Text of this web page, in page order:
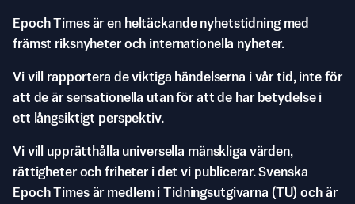
Epoch Times är en heltäckande nyhetstidning med
främst riksnyheter och internationella nyheter.
Vi vill rapportera de viktiga händelserna i vår tid, inte för
att de är sensationella utan för att de har betydelse i
ett långsiktigt perspektiv.
Vi vill upprätthålla universella mänskliga värden,
rättigheter och friheter i det vi publicerar. Svenska
Epoch Times är medlem i Tidningsutgivarna (TU) och är